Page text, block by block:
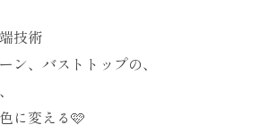
技術
ン、バストトップの、
に変える🩷